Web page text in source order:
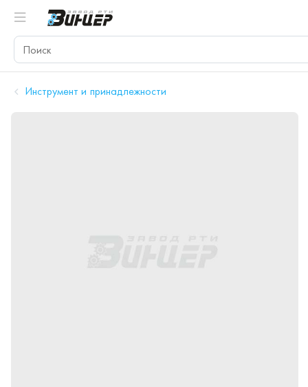
Инструмент и принадлежности